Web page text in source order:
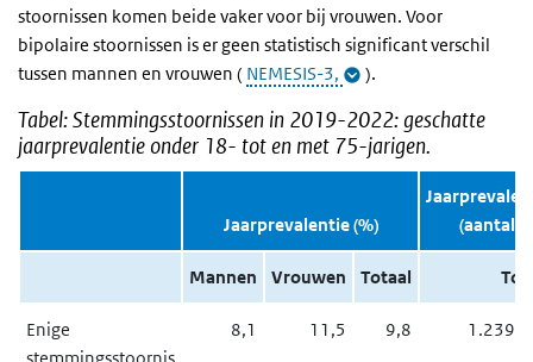
stoornissen komen beide vaker voor bij vrouwen. Voor
bipolaire stoornissen is er geen statistisch significant verschil
tussen mannen en vrouwen ( NEMESIS-3, ).
Tabel: Stemmingsstoornissen in 2019-2022: geschatte
jaarprevalentie onder 18- tot en met 75-jarigen.
Jaarprevalentie (%)
(aantal)
Mannen Vrouwen Totaal
Enige
8,1 11,5 9,8